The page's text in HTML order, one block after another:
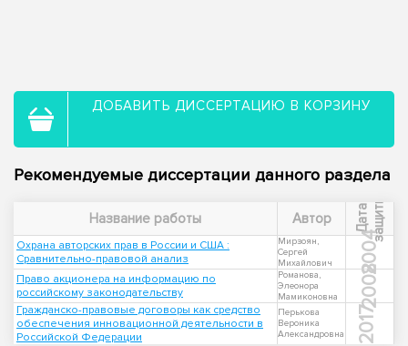
ДОБАВИТЬ ДИССЕРТАЦИЮ В КОРЗИНУ
Рекомендуемые диссертации данного раздела
Название работы Автор Д
а
т
а
з
а
щ
и
ты
Охрана авторских прав в России и США :
Сравнительно-правовой анализ
Мирзоян,
Сергей
Михайлович
2004
Право акционера на информацию по
российскому законодательству
Романова,
Элеонора
Мамиконовна
2008
Гражданско-правовые договоры как средство
обеспечения инновационной деятельности в
Российской Федерации
Перькова
Вероника
Александровна
2017